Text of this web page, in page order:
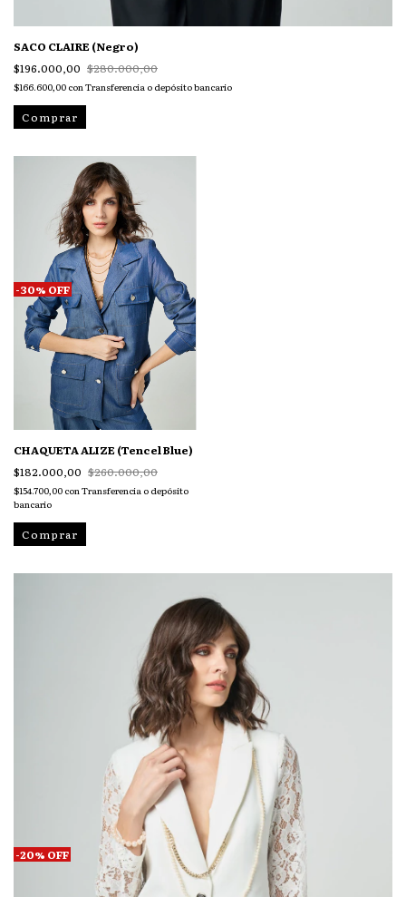
SACO CLAIRE (Negro)
$196.000,00 $280.000,00
$166.600,00 conTransferencia o depósito bancario
Comprar
-30% OFF
CHAQUETA ALIZE (Tencel Blue)
$182.000,00 $260.000,00
$154.700,00 conTransferencia o depósito
bancario
Comprar
-20% OFF